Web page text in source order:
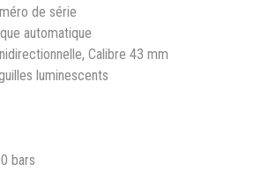
de série
automatique
Calibre 43 mm
luminescents
bars